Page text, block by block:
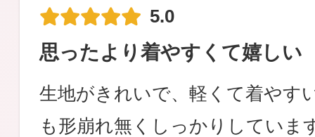
ファッション
5.0
思ったより着やすくて嬉しい
生地がきれいで、軽くて着やす
も形崩れ無くしっかりしていま